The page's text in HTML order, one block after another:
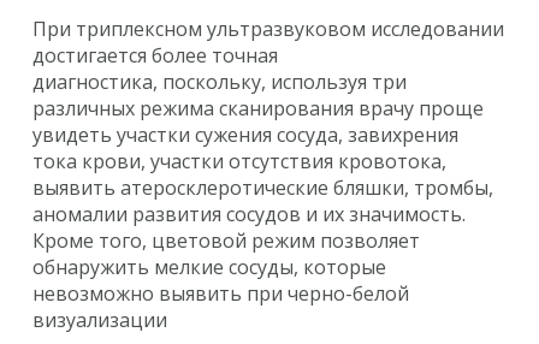
При триплексном ультразвуковом исследовании
достигается более точная
диагностика, поскольку, используя три
различных режима сканирования врачу проще
увидеть участки сужения сосуда, завихрения
тока крови, участки отсутствия кровотока,
выявить атеросклеротические бляшки, тромбы,
аномалии развития сосудов и их значимость.
Кроме того, цветовой режим позволяет
обнаружить мелкие сосуды, которые
невозможно выявить при черно-белой
визуализации